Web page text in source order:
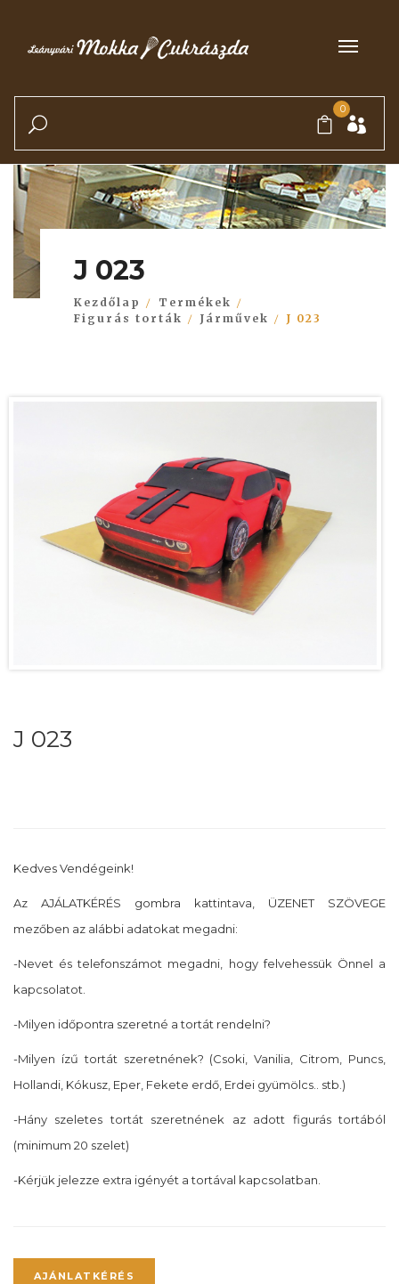
0
J 023
Kezdőlap
Termékek
Figurás torták
Járművek J 023
J 023
Kedves Vendégeink!
Az AJÁLATKÉRÉS gombra kattintava, ÜZENET SZÖVEGE
mezőben az alábbi adatokat megadni:
-Nevet és telefonszámot megadni, hogy felvehessük Önnel a
kapcsolatot.
-Milyen időpontra szeretné a tortát rendelni?
-Milyen ízű tortát szeretnének? (Csoki, Vanilia, Citrom, Puncs,
Hollandi, Kókusz, Eper, Fekete erdő, Erdei gyümölcs.. stb.)
-Hány szeletes tortát szeretnének az adott figurás tortából
(minimum 20 szelet)
-Kérjük jelezze extra igényét a tortával kapcsolatban.
AJÁNLATKÉRÉS